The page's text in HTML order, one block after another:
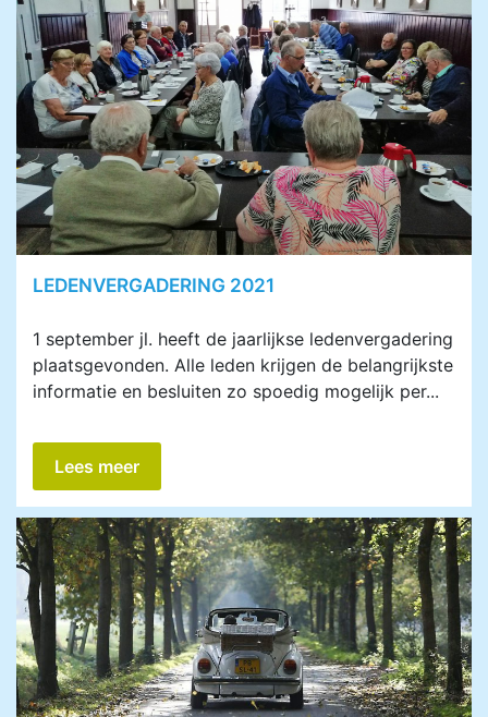
LEDENVERGADERING 2021
1 september jl. heeft de jaarlijkse ledenvergadering
plaatsgevonden. Alle leden krijgen de belangrijkste
informatie en besluiten zo spoedig mogelijk per...
Lees meer